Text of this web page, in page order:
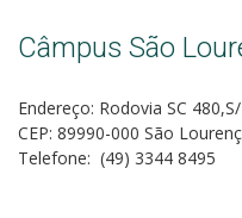
Câmpus São
Endereço: Rodovia SC
CEP: 89990-000 São
Telefone: (49) 3344 8495